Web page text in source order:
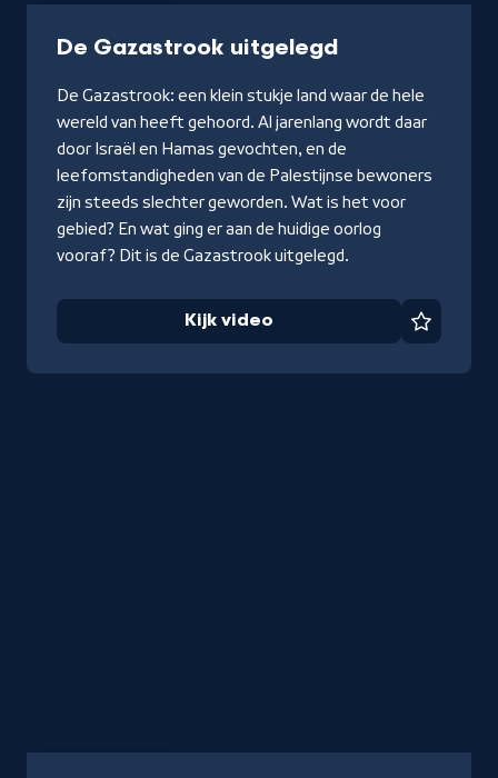
De Gazastrook uitgelegd-
video
De Gazastrook: een klein stukje land waar de hele
wereld van heeft gehoord. Al jarenlang wordt daar
door Israël en Hamas gevochten, en de
leefomstandigheden van de Palestijnse bewoners
zijn steeds slechter geworden. Wat is het voor
gebied? En wat ging er aan de huidige oorlog
vooraf? Dit is de Gazastrook uitgelegd.
Kijk video